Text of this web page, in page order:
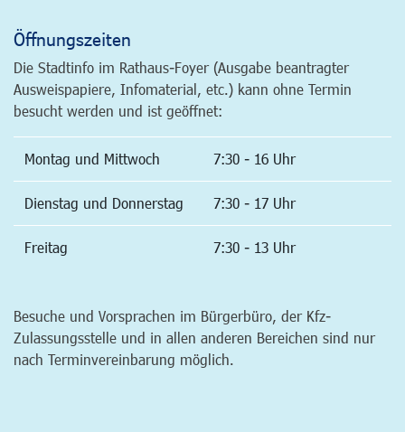
Öffnungszeiten
Die Stadtinfo im Rathaus-Foyer (Ausgabe beantragter
Ausweispapiere, Infomaterial, etc.) kann ohne Termin
besucht werden und ist geöffnet:
Montag und Mittwoch 7:30 - 16 Uhr
Dienstag und Donnerstag 7:30 - 17 Uhr
Freitag 7:30 - 13 Uhr
Besuche und Vorsprachen im Bürgerbüro, der Kfz-
Zulassungsstelle und in allen anderen Bereichen sind nur
nach Terminvereinbarung möglich.